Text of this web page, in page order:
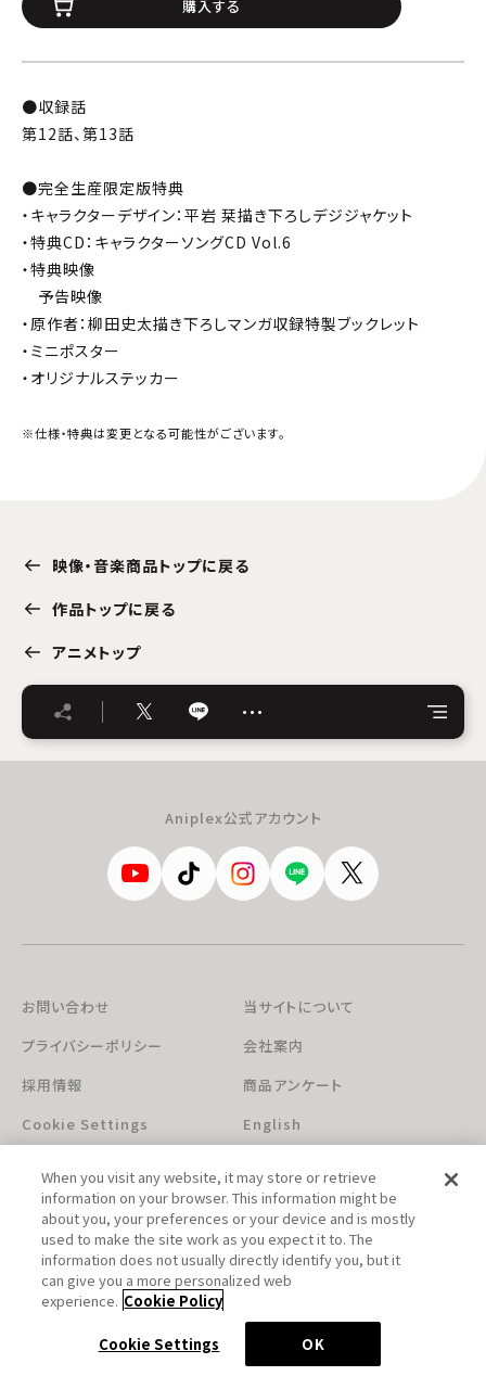
購入する
●収録話
第12話、第13話
●完全生産限定版特典
・キャラクターデザイン：平岩 栞描き下ろしデジジャケット
・特典CD：キャラクターソングCD Vol.6
・特典映像
予告映像
・原作者：柳田史太描き下ろしマンガ収録特製ブックレット
・ミニポスター
・オリジナルステッカー
※仕様・特典は変更となる可能性がございます。
映像・音楽商品トップに戻る
作品トップに戻る
アニメトップ
…
Aniplex公式アカウント
お問い合わせ
当サイトについて
プライバシーポリシー
会社案内
採用情報
商品アンケート
Cookie Settings
English
このホームページに掲載されている著作物の無断利用を禁じます。
When you visit any website, it may store or retrieve
information on your browser. This information might be
about you, your preferences or your device and is mostly
used to make the site work as you expect it to. The
information does not usually directly identify you, but it
can give you a more personalized web
experience. Cookie Policy
Cookie Settings OK